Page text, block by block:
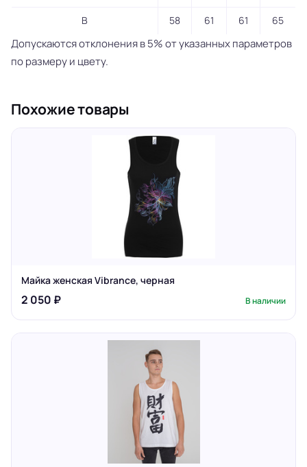
B 58 61 61 65
Допускаются отклонения в 5% от указанных параметров
по размеру и цвету.
Похожие товары
Майка женская Vibrance, черная
2 050 ₽ В наличии